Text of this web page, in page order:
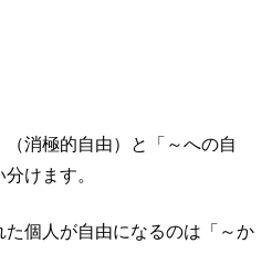
消極的自由）と「～への自
けます。
個人が自由になるのは「～か